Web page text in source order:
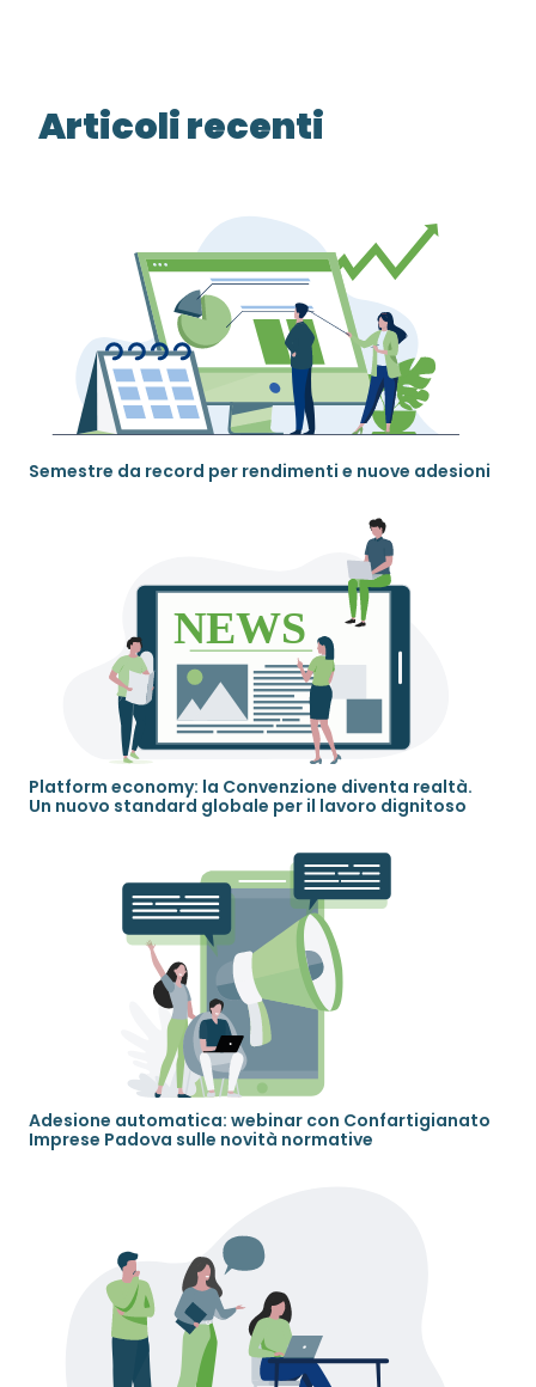
Articoli recenti
Semestre da record per rendimenti e nuove adesioni
Platform economy: la Convenzione diventa realtà.
Un nuovo standard globale per il lavoro dignitoso
Adesione automatica: webinar con Confartigianato
Imprese Padova sulle novità normative